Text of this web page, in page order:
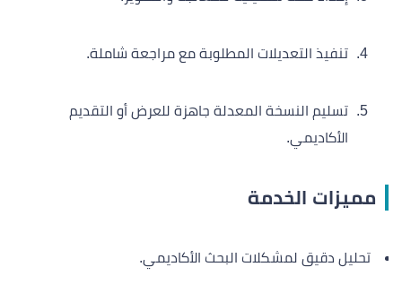
تنفيذ التعديلات المطلوبة مع مراجعة شاملة.
تسليم النسخة المعدلة جاهزة للعرض أو التقديم
الأكاديمي.
مميزات الخدمة
تحليل دقيق لمشكلات البحث الأكاديمي.